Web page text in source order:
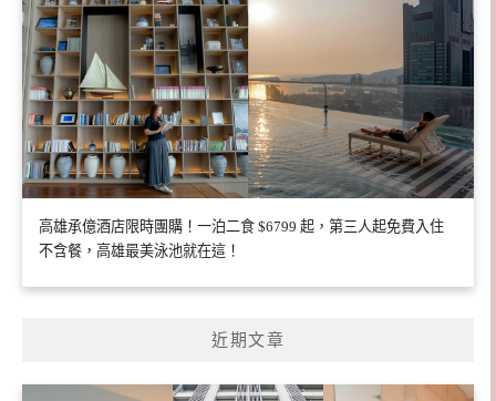
高雄承億酒店限時團購！一泊二食 $6799 起，第三人起免費入住
不含餐，高雄最美泳池就在這！
近期文章